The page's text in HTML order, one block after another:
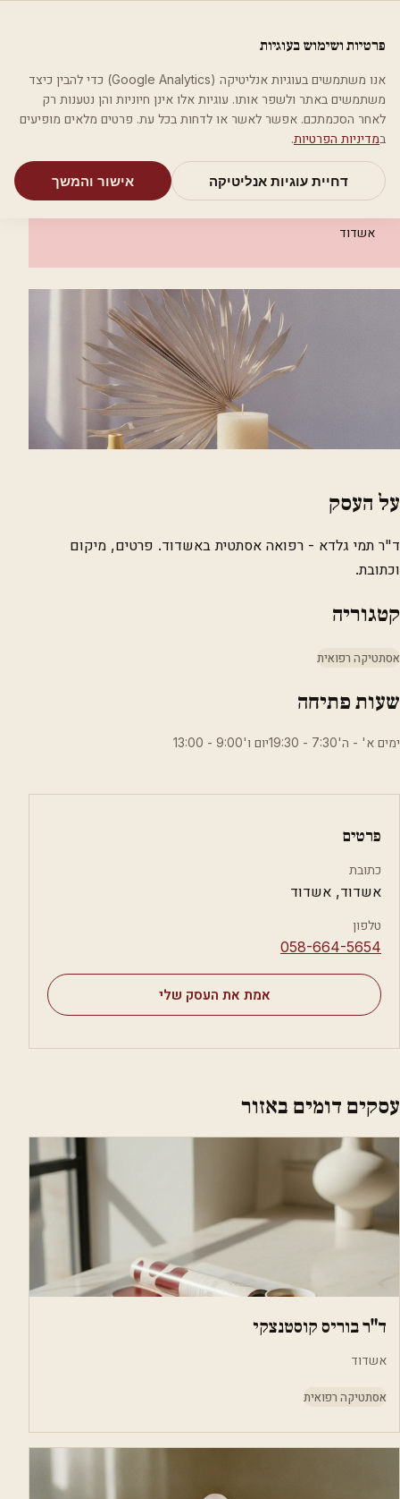
מאמריםקטגוריותחיפושאודות
בית קטגוריות
אסתטיקה רפואית
ד"ר תמי גלדא - רפואה אסתטית
ד"ר תמי גלדא - רפואה אסתטית
אשדוד
על העסק
ד"ר תמי גלדא - רפואה אסתטית באשדוד. פרטים, מיקום
וכתובת.
קטגוריה
אסתטיקה רפואית
שעות פתיחה
ימים א' - ה'7:30 - 19:30יום ו'9:00 - 13:00
פרטים
כתובת
אשדוד, אשדוד
טלפון
⁦058-664-5654⁩
אמת את העסק שלי
עסקים דומים באזור
ד"ר בוריס קוסטנצקי
אשדוד
אסתטיקה רפואית
פרטיות ושימוש בעוגיות
אנו משתמשים בעוגיות אנליטיקה (Google Analytics) כדי להבין כיצד
משתמשים באתר ולשפר אותו. עוגיות אלו אינן חיוניות והן נטענות רק
לאחר הסכמתכם. אפשר לאשר או לדחות בכל עת. פרטים מלאים מופיעים
במדיניות הפרטיות.
דחיית עוגיות אנליטיקה אישור והמשך